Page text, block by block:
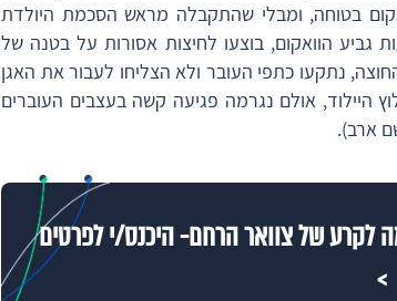
בטוחה, ומבלי שהתקבלה מראש הסכמת היולדת
הוואקום, בוצעו לחיצות אסורות על בטנה של
נתקעו כתפי העובר ולא הצליחו לעבור את האגן
היילוד, אולם נגרמה פגיעה קשה בעצבים העוברים
ארב).
לקרע של צוואר הרחם- היכנס/י לפרטים
>